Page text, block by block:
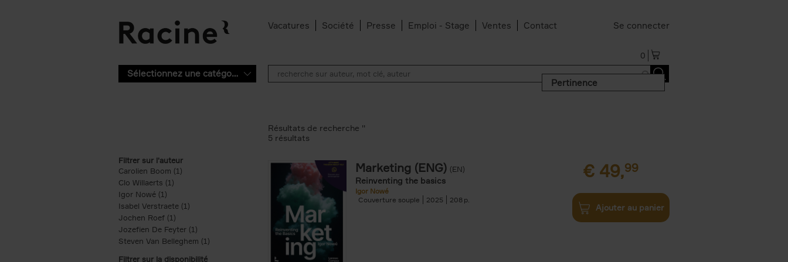
Vacatures Société Presse Emploi - Stage Ventes Contact Se connecter
0
Sélectionnez une catégorie
Pertinence
Filtrer sur l'auteur
Carolien Boom (1)
Clo Willaerts (1)
Igor Nowé (1)
Isabel Verstraete (1) Apply Isabel Verstraete filter
Jochen Roef (1)
Jozefien De Feyter (1) Apply Jozefien De Feyter filter
Steven Van Belleghem (1) Apply Steven Van Belleghem filter
Filtrer sur la disponibilité
Résultats de recherche ''
5 résultats
Marketing (ENG) (EN)
Reinventing the basics
Igor Nowé
Couverture souple
2025 208
€ 49,99
Ajouter au panier